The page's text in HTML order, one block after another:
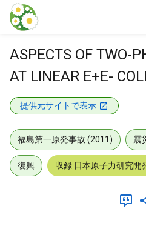
本文に飛ぶ
ASPECTS OF TWO-
AT LINEAR E+E-
提供元サイトで表示
福島第一原発事故 (2011) 震
復興 収録:日本原子力研究開